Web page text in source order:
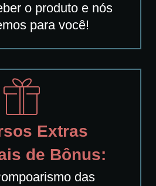
o produto e nós
para você!
Extras
de Bônus:
das